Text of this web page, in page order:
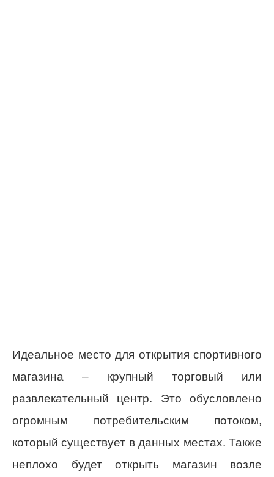
Идеальное место для открытия спортивного
магазина – крупный торговый или
развлекательный центр. Это обусловлено
огромным потребительским потоком,
который существует в данных местах. Также
неплохо будет открыть магазин возле